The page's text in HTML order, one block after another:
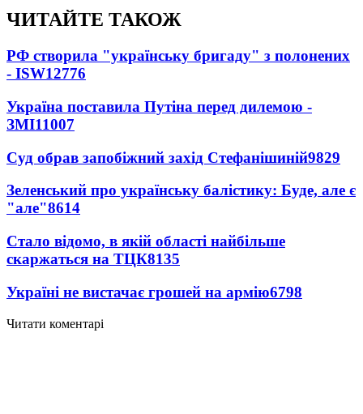
ЧИТАЙТЕ ТАКОЖ
РФ створила "українську бригаду" з полонених
- ISW12776
Україна поставила Путіна перед дилемою -
ЗМІ11007
Суд обрав запобіжний захід Стефанішиній9829
Зеленський про українську балістику: Буде, але є
"але"8614
Стало відомо, в якій області найбільше
скаржаться на ТЦК8135
Україні не вистачає грошей на армію6798
Читати коментарі